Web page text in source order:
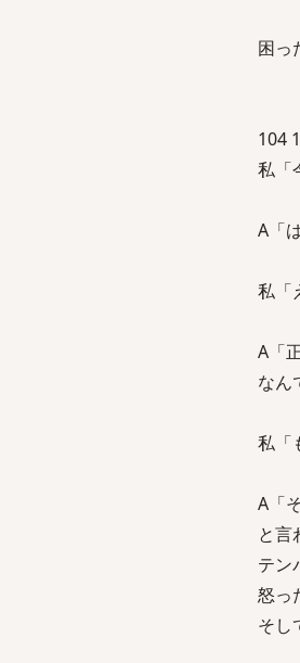
困っ
104
私「
A「
私「
A「
なん
私「
A「
と言
テン
怒っ
そし